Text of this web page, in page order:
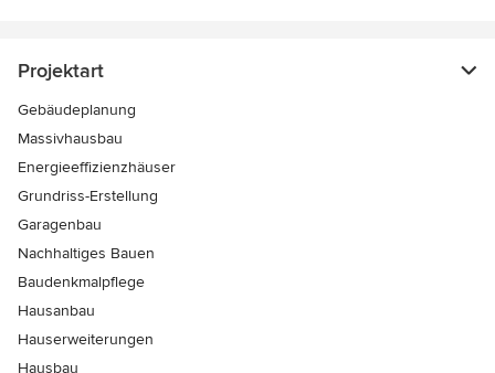
Projektart
Gebäudeplanung
Massivhausbau
Energieeffizienzhäuser
Grundriss-Erstellung
Garagenbau
Nachhaltiges Bauen
Baudenkmalpflege
Hausanbau
Hauserweiterungen
Hausbau